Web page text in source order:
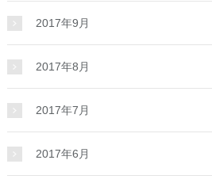
2017年9月
2017年8月
2017年7月
2017年6月